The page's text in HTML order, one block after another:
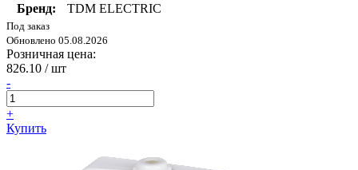
Бренд: TDM ELECTRIC
Под заказ
Обновлено 05.08.2026
Розничная цена:
826.10 / шт
-
+
Купить